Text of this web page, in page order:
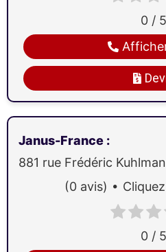
0 / 5
Janus-France :
881 rue Frédéric
0 / 5
(0 avis)